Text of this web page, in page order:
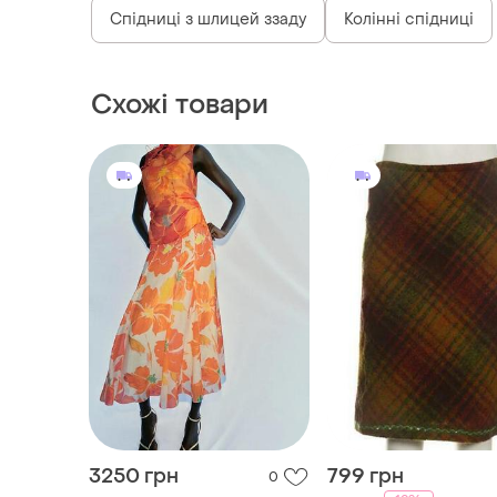
Спідниці з шлицей ззаду Колінні спідниці
Схожі товари
3250 грн 0 799 грн